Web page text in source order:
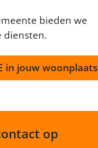
bieden we
diensten.
in jouw woonplaats
op